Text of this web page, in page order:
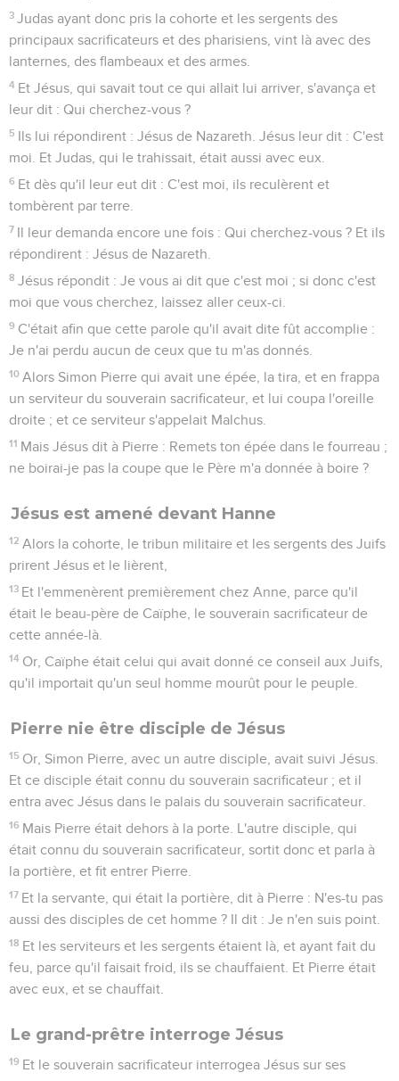
3 Judas ayant donc pris la cohorte et les sergents des
principaux sacrificateurs et des pharisiens, vint là avec des
lanternes, des flambeaux et des armes.
4 Et Jésus, qui savait tout ce qui allait lui arriver, s'avança et
leur dit : Qui cherchez-vous ?
5 Ils lui répondirent : Jésus de Nazareth. Jésus leur dit : C'est
moi. Et Judas, qui le trahissait, était aussi avec eux.
6 Et dès qu'il leur eut dit : C'est moi, ils reculèrent et
tombèrent par terre.
7 Il leur demanda encore une fois : Qui cherchez-vous ? Et ils
répondirent : Jésus de Nazareth.
8 Jésus répondit : Je vous ai dit que c'est moi ; si donc c'est
moi que vous cherchez, laissez aller ceux-ci.
9 C'était afin que cette parole qu'il avait dite fût accomplie :
Je n'ai perdu aucun de ceux que tu m'as donnés.
10 Alors Simon Pierre qui avait une épée, la tira, et en frappa
un serviteur du souverain sacrificateur, et lui coupa l'oreille
droite ; et ce serviteur s'appelait Malchus.
11 Mais Jésus dit à Pierre : Remets ton épée dans le fourreau ;
ne boirai-je pas la coupe que le Père m'a donnée à boire ?
Jésus est amené devant Hanne
12 Alors la cohorte, le tribun militaire et les sergents des Juifs
prirent Jésus et le lièrent,
13 Et l'emmenèrent premièrement chez Anne, parce qu'il
était le beau-père de Caïphe, le souverain sacrificateur de
cette année-là.
14 Or, Caïphe était celui qui avait donné ce conseil aux Juifs,
qu'il importait qu'un seul homme mourût pour le peuple.
Pierre nie être disciple de Jésus
15 Or, Simon Pierre, avec un autre disciple, avait suivi Jésus.
Et ce disciple était connu du souverain sacrificateur ; et il
entra avec Jésus dans le palais du souverain sacrificateur.
16 Mais Pierre était dehors à la porte. L'autre disciple, qui
était connu du souverain sacrificateur, sortit donc et parla à
la portière, et fit entrer Pierre.
17 Et la servante, qui était la portière, dit à Pierre : N'es-tu pas
aussi des disciples de cet homme ? Il dit : Je n'en suis point.
18 Et les serviteurs et les sergents étaient là, et ayant fait du
feu, parce qu'il faisait froid, ils se chauffaient. Et Pierre était
avec eux, et se chauffait.
Le grand-prêtre interroge Jésus
19 Et le souverain sacrificateur interrogea Jésus sur ses